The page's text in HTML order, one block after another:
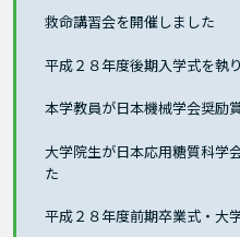
救命講習会を開催しました
平成２８年度後期入学式を執
本学教員が日本機械学会奨励
大学院生が日本応用糖質科学
た
平成２８年度前期卒業式・大